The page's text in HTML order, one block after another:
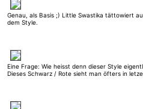
Genau, als Basis ;) Little Swastika tättowiert
dem Style.
Eine Frage: Wie heisst denn dieser Style
Dieses Schwarz / Rote sieht man öfters in